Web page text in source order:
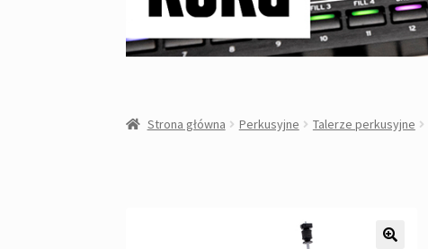
Strona główna Perkusyjne Talerze perkusyjne